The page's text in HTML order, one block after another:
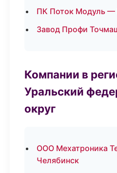
ПК Поток Модуль —
Завод Профи
Компании в
Уральский
округ
ООО Мехатроника
Челябинск